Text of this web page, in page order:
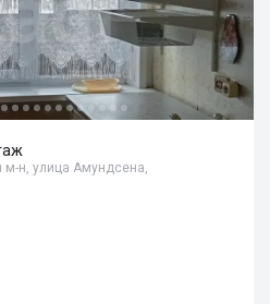
м-н, улица Амундсена,